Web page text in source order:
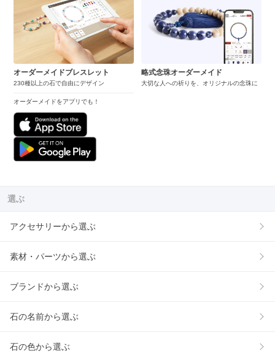
オーダーメイドブレスレット
230種以上の石で自由にデザイン
オーダーメイドをアプリでも！
略式念珠オーダーメイド
大切な人への祈りを、オリジナルの念珠に
選ぶ
アクセサリーから選ぶ
素材・パーツから選ぶ
ブランドから選ぶ
石の名前から選ぶ
石の色から選ぶ